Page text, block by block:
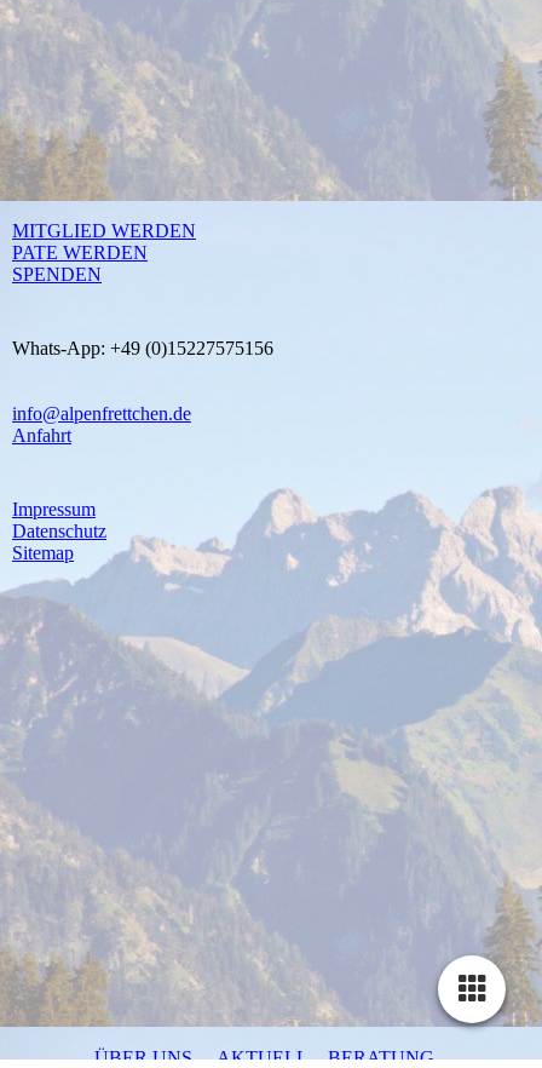
MITGLIED WERDEN
PATE WERDEN
SPENDEN
Whats-App: +49 (0)15227575156
info@alpenfrettchen.de
Anfahrt
Impressum
Datenschutz
Sitemap
ÜBER UNS AKTUELL BERATUNG